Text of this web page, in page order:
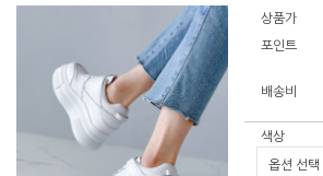
상품가
포인트
배송비
색상